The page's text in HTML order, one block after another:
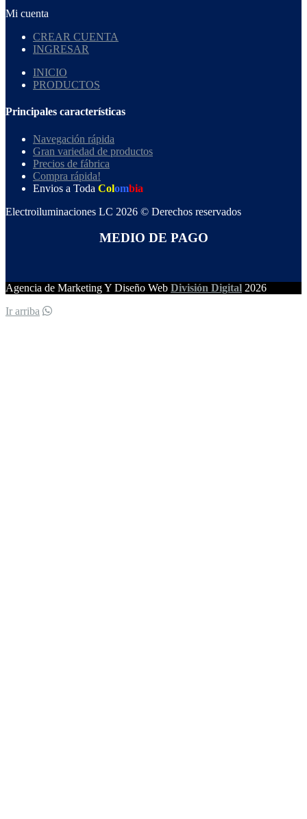
Mi cuenta
CREAR CUENTA
INGRESAR
INICIO
PRODUCTOS
Principales características
Navegación rápida
Gran variedad de productos
Precios de fábrica
Compra rápida!
Envios a Toda Colombia
Electroiluminaciones LC 2026 © Derechos reservados
MEDIO DE PAGO
Agencia de Marketing Y Diseño Web División Digital 2026
Ir arriba